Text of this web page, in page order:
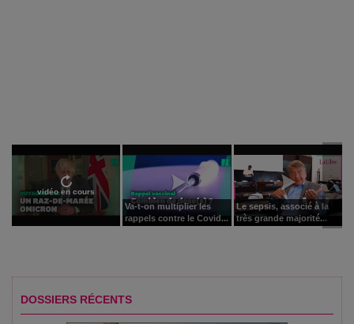
vidéo en cours
Va-t-on multiplier les
rappels contre le Covid...
Le sepsis, associé à la
très grande majorité...
DOSSIERS RÉCENTS